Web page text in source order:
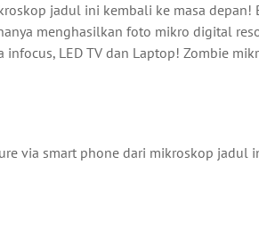
jadul ini kembali ke masa depan!
menghasilkan foto mikro digital
LED TV dan Laptop! Zombie
via smart phone dari mikroskop jadul